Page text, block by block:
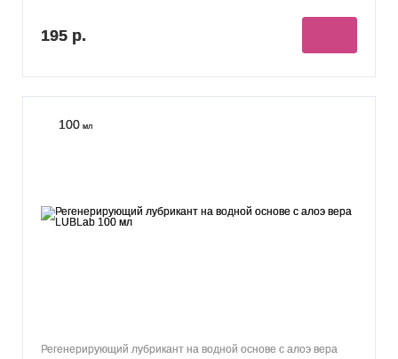
195 р.
100 мл
Регенерирующий лубрикант на водной основе с алоэ вера